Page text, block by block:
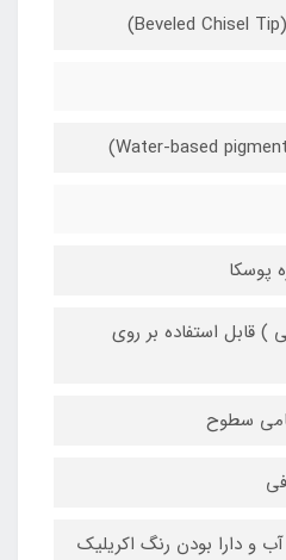
پوسکا
قابل استفاده بر روی
سطوح
و دارا بودن رنگ اکریلیک